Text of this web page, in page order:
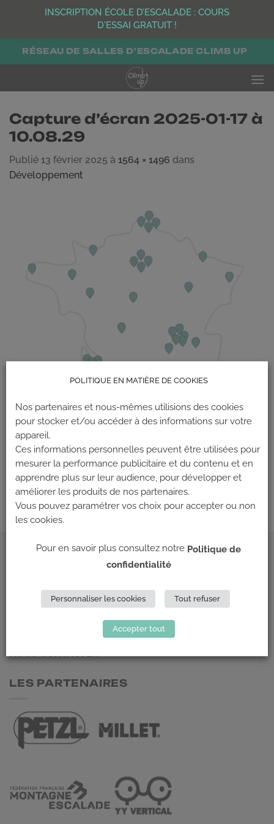
PasserRÉSEAU DE SALLES D'ESCALADE CLIMB UP
Capture d’écran 2025-01-17 à
10.08.29
Publié 13 février 2025 à 1564 × 1496 dans
Développement
Les commentaires et les rétroliens sont actuellement fermés.
←Précédent
Climb Up (Siège social)
148 Avenue Jean Jaurès
NOUS CONTACTER
LES PARTENAIRES
INSCRIPTION ÉCOLE D’ESCALADE : COURS
D'ESSAI GRATUIT !
POLITIQUE EN MATIÈRE DE COOKIES
Nos partenaires et nous-mêmes utilisions des cookies
pour stocker et/ou accéder à des informations sur votre
appareil.
Ces informations personnelles peuvent être utilisées pour
mesurer la performance publicitaire et du contenu et en
apprendre plus sur leur audience, pour développer et
améliorer les produits de nos partenaires.
Vous pouvez paramétrer vos choix pour accepter ou non
les cookies.
Pour en savoir plus consultez notre Politique de
confidentialité
Personnaliser les cookies Tout refuser
Accepter tout